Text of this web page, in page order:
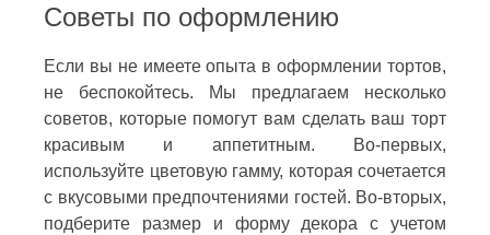
Советы по оформлению
Если вы не имеете опыта в оформлении тортов,
не беспокойтесь. Мы предлагаем несколько
советов, которые помогут вам сделать ваш торт
красивым и аппетитным. Во-первых,
используйте цветовую гамму, которая сочетается
с вкусовыми предпочтениями гостей. Во-вторых,
подберите размер и форму декора с учетом